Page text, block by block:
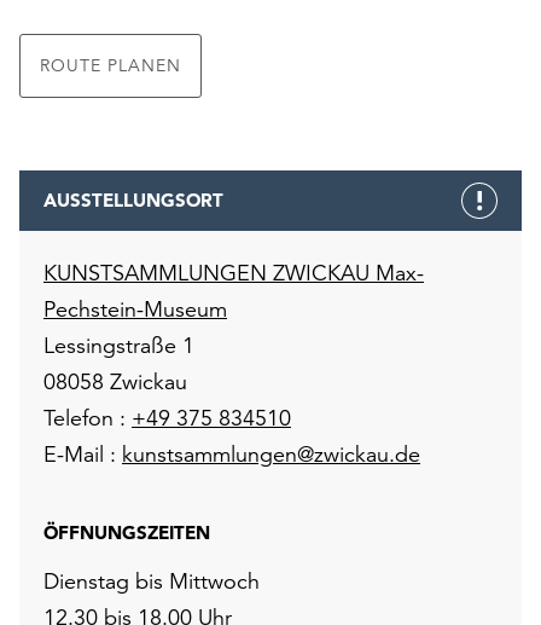
ROUTE PLANEN
AUSSTELLUNGSORT
KUNSTSAMMLUNGEN ZWICKAU Max-
Pechstein-Museum
Lessingstraße 1
08058 Zwickau
Telefon : +49 375 834510
E-Mail : kunstsammlungen@zwickau.de
ÖFFNUNGSZEITEN
Dienstag bis Mittwoch
12.30 bis 18.00 Uhr